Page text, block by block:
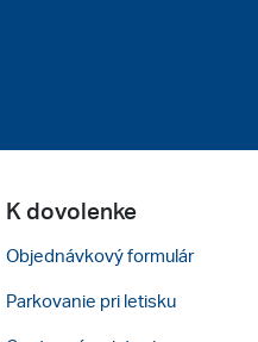
K dovolenke
Objednávkový formulár
Parkovanie pri letisku